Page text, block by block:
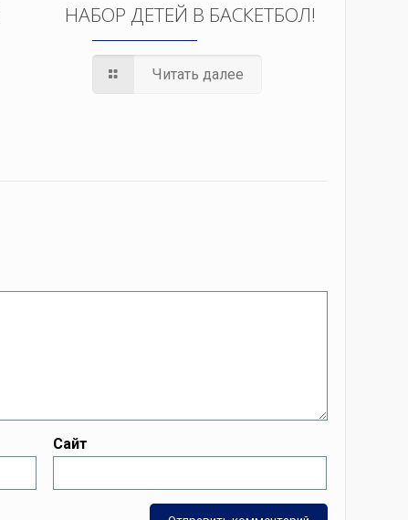
НАБОР ДЕТЕЙ В БАСКЕТБОЛ!
Читать далее
Сайт